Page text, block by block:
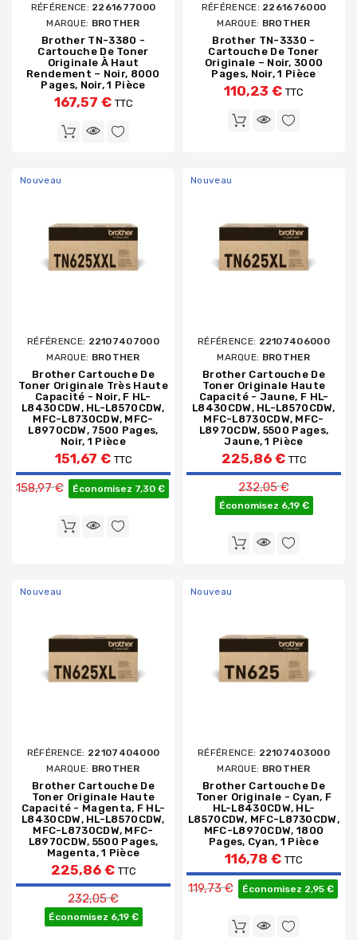
RÉFÉRENCE: 2261677000
MARQUE: BROTHER
Brother TN-3380 -
Cartouche De Toner
Originale À Haut
Rendement – Noir, 8000
Pages, Noir, 1 Pièce
167,57 € TTC
RÉFÉRENCE: 2261676000
MARQUE: BROTHER
Brother TN-3330 -
Cartouche De Toner
Originale – Noir, 3000
Pages, Noir, 1 Pièce
110,23 € TTC
Nouveau
RÉFÉRENCE: 22107407000
MARQUE: BROTHER
Brother Cartouche De
Toner Originale Très Haute
Capacité - Noir, F HL-
L8430CDW, HL-L8570CDW,
MFC-L8730CDW, MFC-
L8970CDW, 7500 Pages,
Noir, 1 Pièce
151,67 € TTC
Prix de base
158,97 € Économisez 7,30 €
Nouveau
RÉFÉRENCE: 22107406000
MARQUE: BROTHER
Brother Cartouche De
Toner Originale Haute
Capacité - Jaune, F HL-
L8430CDW, HL-L8570CDW,
MFC-L8730CDW, MFC-
L8970CDW, 5500 Pages,
Jaune, 1 Pièce
225,86 € TTC
Prix de base
232,05 €
Économisez 6,19 €
Nouveau
RÉFÉRENCE: 22107404000
MARQUE: BROTHER
Brother Cartouche De
Toner Originale Haute
Capacité - Magenta, F HL-
L8430CDW, HL-L8570CDW,
MFC-L8730CDW, MFC-
L8970CDW, 5500 Pages,
Magenta, 1 Pièce
225,86 € TTC
Prix de base
232,05 €
Économisez 6,19 €
Nouveau
RÉFÉRENCE: 22107403000
MARQUE: BROTHER
Brother Cartouche De
Toner Originale - Cyan, F
HL-L8430CDW, HL-
L8570CDW, MFC-L8730CDW,
MFC-L8970CDW, 1800
Pages, Cyan, 1 Pièce
116,78 € TTC
Prix de base
119,73 € Économisez 2,95 €